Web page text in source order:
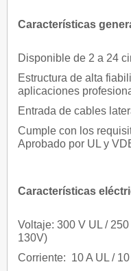
Características
Disponible de 2 a 24
Estructura de alta
aplicaciones
Entrada de cables
Cumple con los
Aprobado por UL y
Características
Voltaje: 300 V UL /
130V)
Corriente: 10 A UL / 10